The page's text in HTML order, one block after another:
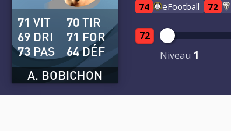
A. BOBICHON
71 VIT
69 DRI
73 PAS
70TIR
71 FOR
64DÉF
74 eFootball 72
72
Niveau 1